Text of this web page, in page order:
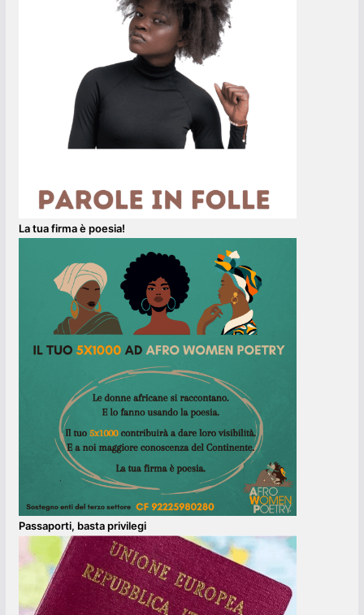
La tua firma è poesia!
Passaporti, basta privilegi